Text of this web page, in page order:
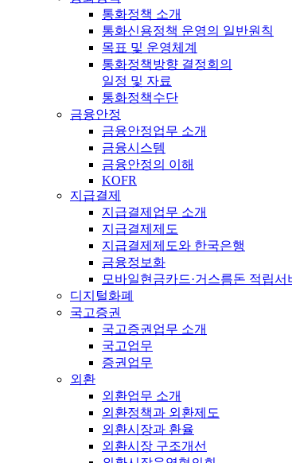
통화정책 소개
통화신용정책 운영의 일반원칙
목표 및 운영체계
통화정책방향 결정회의
일정 및 자료
통화정책수단
금융안정
금융안정업무 소개
금융시스템
금융안정의 이해
KOFR
지급결제
지급결제업무 소개
지급결제제도
지급결제제도와 한국은행
금융정보화
모바일현금카드·거스름돈 적립서
디지털화폐
국고증권
국고증권업무 소개
국고업무
증권업무
외환
외환업무 소개
외환정책과 외환제도
외환시장과 환율
외환시장 구조개선